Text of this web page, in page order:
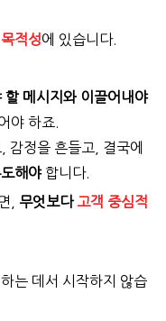
목적성에 있습니다.
할 메시지와 이끌어내야
야 하죠.
감정을 흔들고, 결국에
해야합니다.
, 무엇보다 고객 중심적
는 데서 시작하지 않습